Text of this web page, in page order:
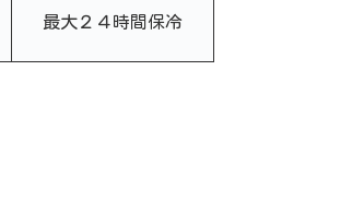
最大２４時間保冷